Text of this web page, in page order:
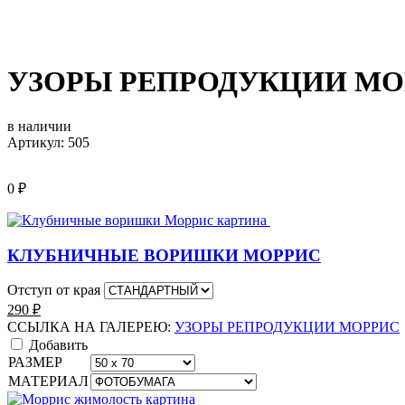
УЗОРЫ РЕПРОДУКЦИИ
в наличии
Артикул: 505
0 ₽
КЛУБНИЧНЫЕ ВОРИШКИ МОРРИС
Отступ от края
290 ₽
ССЫЛКА НА ГАЛЕРЕЮ: УЗОРЫ РЕПРОДУКЦИИ МОРРИС
Добавить
РАЗМЕР
МАТЕРИАЛ